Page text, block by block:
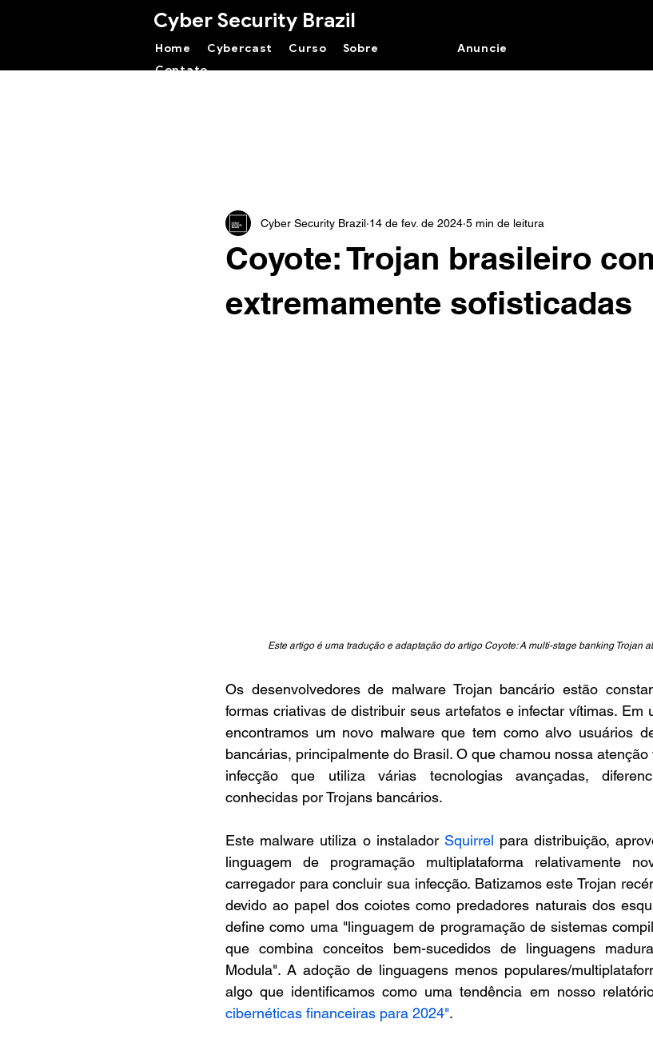
Cyber Security Brazil
Anuncie
Home Cybercast Curso
Sobre
Contato
Coyote: Trojan brasileiro
extremamente sofisticadas
Cyber Security Brazil 14 de fev. de 2024 5 min de leitura
Este artigo é uma tradução e adaptação do artigo Coyote: A multi-stage banking Trojan
Os desenvolvedores de malware Trojan bancário estão
formas criativas de distribuir seus artefatos e infectar vítimas. Em
encontramos um novo malware que tem como alvo usuários
bancárias, principalmente do Brasil. O que chamou nossa
infecção que utiliza várias tecnologias avançadas,
conhecidas por Trojans bancários.
Este malware utiliza o instalador Squirrel para distribuição,
linguagem de programação multiplataforma relativamente
carregador para concluir sua infecção. Batizamos este Trojan
devido ao papel dos coiotes como predadores naturais dos
define como uma "linguagem de programação de sistemas
que combina conceitos bem-sucedidos de linguagens
Modula". A adoção de linguagens menos populares/
algo que identificamos como uma tendência em nosso
cibernéticas financeiras para 2024".